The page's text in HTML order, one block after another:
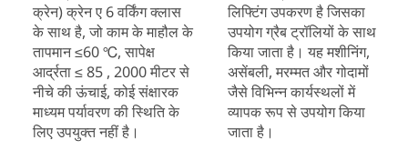
क्रेन) क्रेन ए 6 वर्किंग क्लास
के साथ है, जो काम के माहौल के
तापमान ≤60 ℃, सापेक्ष
आर्द्रता ≤ 85 , 2000 मीटर से
नीचे की ऊंचाई, कोई संक्षारक
माध्यम पर्यावरण की स्थिति के
लिए उपयुक्त नहीं है।
लिफ्टिंग उपकरण है जिसका
उपयोग ग्रैब ट्रॉलियों के साथ
किया जाता है। यह मशीनिंग,
असेंबली, मरम्मत और गोदामों
जैसे विभिन्न कार्यस्थलों में
व्यापक रूप से उपयोग किया
जाता है।